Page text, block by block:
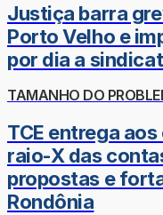
Justiça barra
Porto Velho e
por dia a
TAMANHO DO
TCE entrega
raio-X das
propostas e
Rondônia